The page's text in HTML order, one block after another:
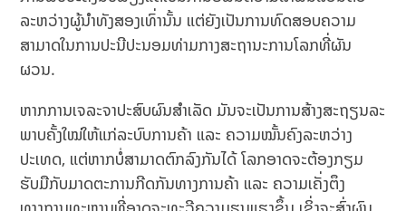
ລະຫວ່າງຜູ້ນຳທັງສອງເທົ່ານັ້ນ ແຕ່ຍັງເປັນການທົດສອບຄວາມ
ສາມາດໃນການປະນີປະນອມທ່າມກາງສະຖານະການໂລກທີ່ຜັນ
ຜວນ.
ຫາກການເຈລະຈາປະສົບຜົນສຳເລັດ ມັນຈະເປັນການສ້າງສະຖຽນລະ
ພາບຄັ້ງໃໝ່ໃຫ້ແກ່ລະບົບການຄ້າ ແລະ ຄວາມໝັ້ນຄົງລະຫວ່າງ
ປະເທດ, ແຕ່ຫາກບໍ່ສາມາດຕົກລົງກັນໄດ້ ໂລກອາດຈະຕ້ອງກຽມ
ຮັບມືກັບມາດຕະການກີດກັນທາງການຄ້າ ແລະ ຄວາມເຄັ່ງຕຶງ